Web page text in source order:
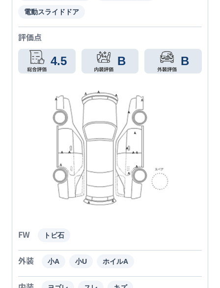
電動スライドドア
評価点
4.5 B B
FW トビ石
外装 小A 小U ホイルA